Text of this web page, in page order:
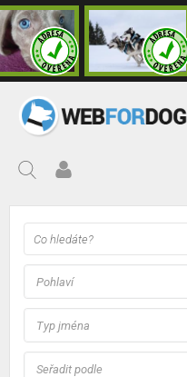
Pohlaví
Typ jména
Seřadit podle